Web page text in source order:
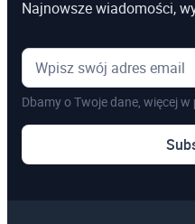
Najnowsze wiadomości,
Dbamy o Twoje dane, więcej w